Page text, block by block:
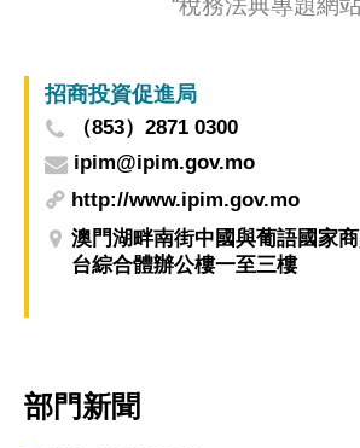
招商投資促進局
（853）2871 0300
ipim@ipim.gov.mo
http://www.ipim.gov.mo
澳門湖畔南街中國與葡語國家
台綜合體辦公樓一至三樓
部門新聞